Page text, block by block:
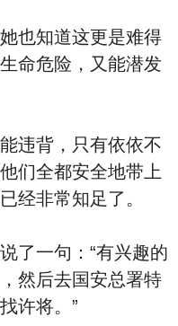
也知道这更是难得
命危险，又能潜发
背，只有依依不
们全都安全地带上
经非常知足了。
一句：“有兴趣的
然后去国安总署特
许将。”